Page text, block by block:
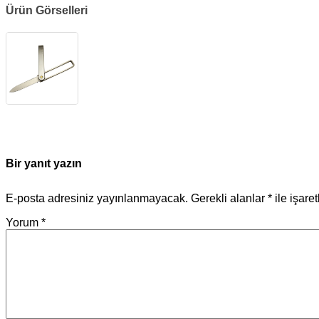
Ürün Görselleri
Bir yanıt yazın
E-posta adresiniz yayınlanmayacak. Gerekli alanlar * ile
Yorum *